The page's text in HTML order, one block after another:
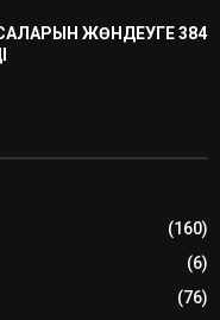
ЖӨНДЕУГЕ 384
(160)
(6)
(76)